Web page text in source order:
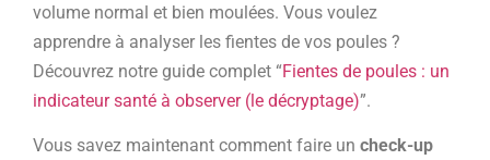
volume normal et bien moulées. Vous voulez
apprendre à analyser les fientes de vos poules ?
Découvrez notre guide complet “Fientes de poules : un
indicateur santé à observer (le décryptage)”.
Vous savez maintenant comment faire un check-up